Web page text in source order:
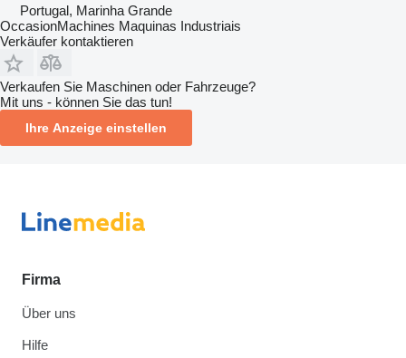
Portugal, Marinha Grande
OccasionMachines Maquinas Industriais
Verkäufer kontaktieren
Verkaufen Sie Maschinen oder Fahrzeuge?
Mit uns - können Sie das tun!
Ihre Anzeige einstellen
Firma
Über uns
Hilfe